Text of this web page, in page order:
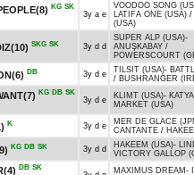
KG SK
3y a e
VOODOO SONG
LATIFA ONE (USA) /
(USA)
SKG SK 3y d d
SUPER ALP (USA)-
ANUŞKABAY /
POWERSCOURT
DB 3y d e TILSIT (USA)-
/ BUSHRANGER
KG DB SK
3y d e KLIMT (USA)- KATYA
MARKET (USA)
K 3y d e MER DE GLACE
CANTANTE /
KG DB SK 3y d d HAKEEM (USA)-
VICTORY GALLOP
DB SK MAXIMUS DREAM -